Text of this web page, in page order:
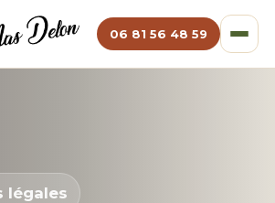
06 81 56 48 59
légales